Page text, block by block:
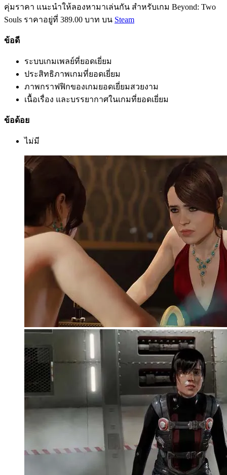
คุ่มราคา แนะนำให้ลองหามาเล่นกัน สำหรับเกม Beyond: Two
Souls ราคาอยู่ที่ 389.00 บาท บน Steam
ข้อดี
ระบบเกมเพลย์ที่ยอดเยี่ยม
ประสิทธิภาพเกมที่ยอดเยี่ยม
ภาพกราฟฟิกของเกมยอดเยี่ยมสวยงาม
เนื้อเรื่อง และบรรยากาศในเกมที่ยอดเยี่ยม
ข้อด้อย
ไม่มี